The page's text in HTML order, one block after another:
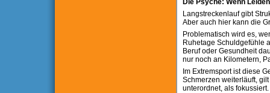
Die Psyche: Wenn
Langstreckenlauf gibt
Aber auch hier kann die
Problematisch wird es,
Ruhetage Schuldgefühle
Beruf oder Gesundheit
nur noch an Kilometern,
Im Extremsport ist diese
Schmerzen weiterläuft,
unterordnet, als